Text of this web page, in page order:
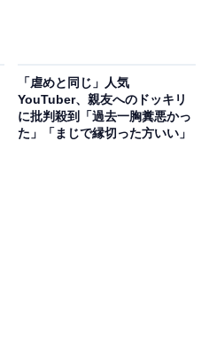
「虐めと同じ」人気
YouTuber、親友へのドッキリ
に批判殺到「過去一胸糞悪かっ
た」「まじで縁切った方いい」